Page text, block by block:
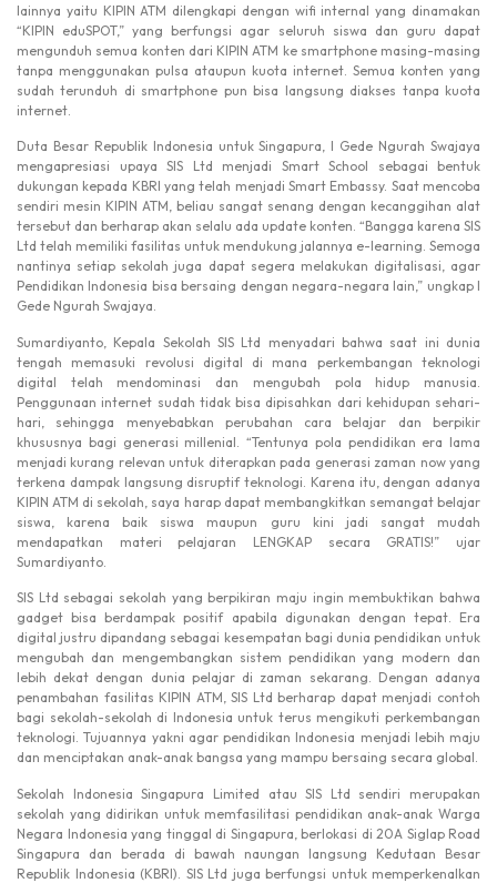
lainnya yaitu KIPIN ATM dilengkapi dengan wifi internal yang dinamakan
“KIPIN eduSPOT,” yang berfungsi agar seluruh siswa dan guru dapat
mengunduh semua konten dari KIPIN ATM ke smartphone masing-masing
tanpa menggunakan pulsa ataupun kuota internet. Semua konten yang
sudah terunduh di smartphone pun bisa langsung diakses tanpa kuota
internet.
Duta Besar Republik Indonesia untuk Singapura, I Gede Ngurah Swajaya
mengapresiasi upaya SIS Ltd menjadi Smart School sebagai bentuk
dukungan kepada KBRI yang telah menjadi Smart Embassy. Saat mencoba
sendiri mesin KIPIN ATM, beliau sangat senang dengan kecanggihan alat
tersebut dan berharap akan selalu ada update konten. “Bangga karena SIS
Ltd telah memiliki fasilitas untuk mendukung jalannya e-learning. Semoga
nantinya setiap sekolah juga dapat segera melakukan digitalisasi, agar
Pendidikan Indonesia bisa bersaing dengan negara-negara lain,” ungkap I
Gede Ngurah Swajaya.
Sumardiyanto, Kepala Sekolah SIS Ltd menyadari bahwa saat ini dunia
tengah memasuki revolusi digital di mana perkembangan teknologi
digital telah mendominasi dan mengubah pola hidup manusia.
Penggunaan internet sudah tidak bisa dipisahkan dari kehidupan sehari-
hari, sehingga menyebabkan perubahan cara belajar dan berpikir
khususnya bagi generasi millenial. “Tentunya pola pendidikan era lama
menjadi kurang relevan untuk diterapkan pada generasi zaman now yang
terkena dampak langsung disruptif teknologi. Karena itu, dengan adanya
KIPIN ATM di sekolah, saya harap dapat membangkitkan semangat belajar
siswa, karena baik siswa maupun guru kini jadi sangat mudah
mendapatkan materi pelajaran LENGKAP secara GRATIS!” ujar
Sumardiyanto.
SIS Ltd sebagai sekolah yang berpikiran maju ingin membuktikan bahwa
gadget bisa berdampak positif apabila digunakan dengan tepat. Era
digital justru dipandang sebagai kesempatan bagi dunia pendidikan untuk
mengubah dan mengembangkan sistem pendidikan yang modern dan
lebih dekat dengan dunia pelajar di zaman sekarang. Dengan adanya
penambahan fasilitas KIPIN ATM, SIS Ltd berharap dapat menjadi contoh
bagi sekolah-sekolah di Indonesia untuk terus mengikuti perkembangan
teknologi. Tujuannya yakni agar pendidikan Indonesia menjadi lebih maju
dan menciptakan anak-anak bangsa yang mampu bersaing secara global.
Sekolah Indonesia Singapura Limited atau SIS Ltd sendiri merupakan
sekolah yang didirikan untuk memfasilitasi pendidikan anak-anak Warga
Negara Indonesia yang tinggal di Singapura, berlokasi di 20A Siglap Road
Singapura dan berada di bawah naungan langsung Kedutaan Besar
Republik Indonesia (KBRI). SIS Ltd juga berfungsi untuk memperkenalkan